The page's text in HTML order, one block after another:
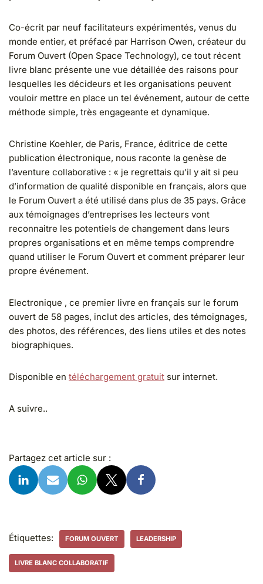
Co-écrit par neuf facilitateurs expérimentés, venus du
monde entier, et préfacé par Harrison Owen, créateur du
Forum Ouvert (Open Space Technology), ce tout récent
livre blanc présente une vue détaillée des raisons pour
lesquelles les décideurs et les organisations peuvent
vouloir mettre en place un tel événement, autour de cette
méthode simple, très engageante et dynamique.
Christine Koehler, de Paris, France, éditrice de cette
publication électronique, nous raconte la genèse de
l’aventure collaborative : « je regrettais qu’il y ait si peu
d’information de qualité disponible en français, alors que
le Forum Ouvert a été utilisé dans plus de 35 pays. Grâce
aux témoignages d’entreprises les lecteurs vont
reconnaitre les potentiels de changement dans leurs
propres organisations et en même temps comprendre
quand utiliser le Forum Ouvert et comment préparer leur
propre événement.
Electronique , ce premier livre en français sur le forum
ouvert de 58 pages, inclut des articles, des témoignages,
des photos, des références, des liens utiles et des notes
biographiques.
Disponible en téléchargement gratuit sur internet.
A suivre..
Partagez cet article sur :
Étiquettes: FORUM OUVERT LEADERSHIP
LIVRE BLANC COLLABORATIF